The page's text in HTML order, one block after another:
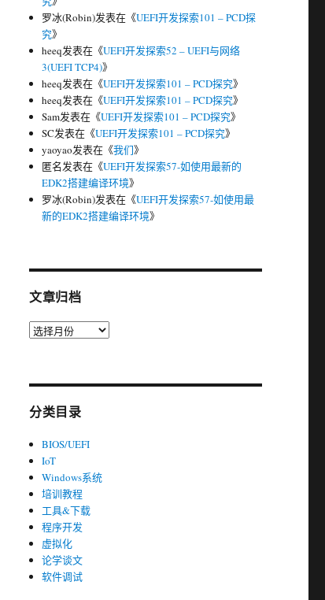
罗冰(Robin)发表在《UEFI开发探索101 – PCD探
究》
heeq发表在《UEFI开发探索52 – UEFI与网络
3(UEFI TCP4)》
heeq发表在《UEFI开发探索101 – PCD探究》
heeq发表在《UEFI开发探索101 – PCD探究》
Sam发表在《UEFI开发探索101 – PCD探究》
SC发表在《UEFI开发探索101 – PCD探究》
yaoyao发表在《我们》
匿名发表在《UEFI开发探索57-如使用最新的
EDK2搭建编译环境》
罗冰(Robin)发表在《UEFI开发探索57-如使用最
新的EDK2搭建编译环境》
文章归档
文
分类目录
BIOS/UEFI
IoT
Windows系统
培训教程
工具&下载
程序开发
虚拟化
论学谈文
软件调试